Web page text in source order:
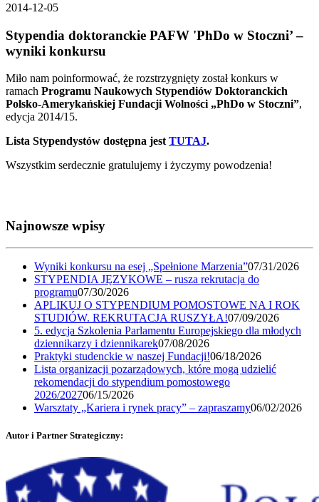
2014-12-05
Stypendia doktoranckie PAFW 'PhDo w Stoczni’ –
wyniki konkursu
Miło nam poinformować, że rozstrzygnięty został konkurs w
ramach Programu Naukowych Stypendiów Doktoranckich
Polsko-Amerykańskiej Fundacji Wolności „PhDo w Stoczni”,
edycja 2014/15.
Lista Stypendystów dostępna jest TUTAJ.
Wszystkim serdecznie gratulujemy i życzymy powodzenia!
Najnowsze wpisy
Wyniki konkursu na esej „Spełnione Marzenia”07/31/2026
STYPENDIA JĘZYKOWE – rusza rekrutacja do
programu07/30/2026
APLIKUJ O STYPENDIUM POMOSTOWE NA I ROK
STUDIÓW. REKRUTACJA RUSZYŁA!07/09/2026
5. edycja Szkolenia Parlamentu Europejskiego dla młodych
dziennikarzy i dziennikarek07/08/2026
Praktyki studenckie w naszej Fundacji!06/18/2026
Lista organizacji pozarządowych, które mogą udzielić
rekomendacji do stypendium pomostowego
2026/202706/15/2026
Warsztaty „Kariera i rynek pracy” – zapraszamy06/02/2026
Autor i Partner Strategiczny: